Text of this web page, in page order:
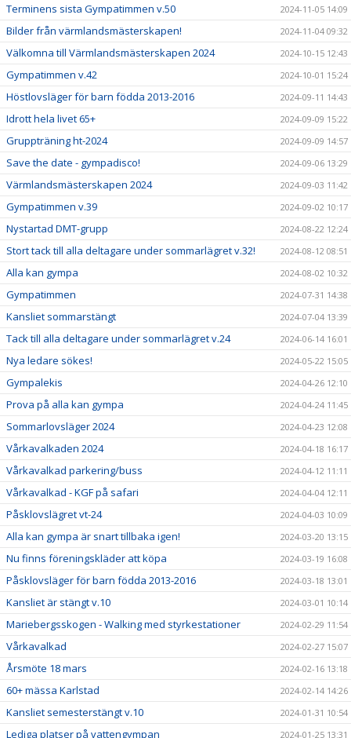
Terminens sista Gympatimmen v.50 2024-11-05 14:09
Bilder från värmlandsmästerskapen! 2024-11-04 09:32
Välkomna till Värmlandsmästerskapen 2024 2024-10-15 12:43
Gympatimmen v.42 2024-10-01 15:24
Höstlovsläger för barn födda 2013-2016 2024-09-11 14:43
Idrott hela livet 65+ 2024-09-09 15:22
Gruppträning ht-2024 2024-09-09 14:57
Save the date - gympadisco! 2024-09-06 13:29
Värmlandsmästerskapen 2024 2024-09-03 11:42
Gympatimmen v.39 2024-09-02 10:17
Nystartad DMT-grupp 2024-08-22 12:24
Stort tack till alla deltagare under sommarlägret v.32! 2024-08-12 08:51
Alla kan gympa 2024-08-02 10:32
Gympatimmen 2024-07-31 14:38
Kansliet sommarstängt 2024-07-04 13:39
Tack till alla deltagare under sommarlägret v.24 2024-06-14 16:01
Nya ledare sökes! 2024-05-22 15:05
Gympalekis 2024-04-26 12:10
Prova på alla kan gympa 2024-04-24 11:45
Sommarlovsläger 2024 2024-04-23 12:08
Vårkavalkaden 2024 2024-04-18 16:17
Vårkavalkad parkering/buss 2024-04-12 11:11
Vårkavalkad - KGF på safari 2024-04-04 12:11
Påsklovslägret vt-24 2024-04-03 10:09
Alla kan gympa är snart tillbaka igen! 2024-03-20 13:15
Nu finns föreningskläder att köpa 2024-03-19 16:08
Påsklovsläger för barn födda 2013-2016 2024-03-18 13:01
Kansliet är stängt v.10 2024-03-01 10:14
Mariebergsskogen - Walking med styrkestationer 2024-02-29 11:54
Vårkavalkad 2024-02-27 15:07
Årsmöte 18 mars 2024-02-16 13:18
60+ mässa Karlstad 2024-02-14 14:26
Kansliet semesterstängt v.10 2024-01-31 10:54
Lediga platser på vattengympan 2024-01-25 13:31